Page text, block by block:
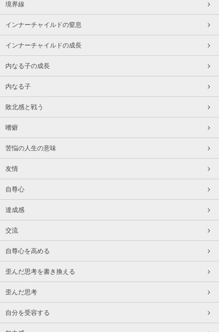
境界線
インナーチャイルドの窒息
インナーチャイルドの成長
内なる子の成長
内なる子
敗北感と戦う
嗜癖
苦悩の人生の意味
友情
自尊心
達成感
交流
自尊心を高める
歪んだ思考を書き換える
歪んだ思考
自分を受容する